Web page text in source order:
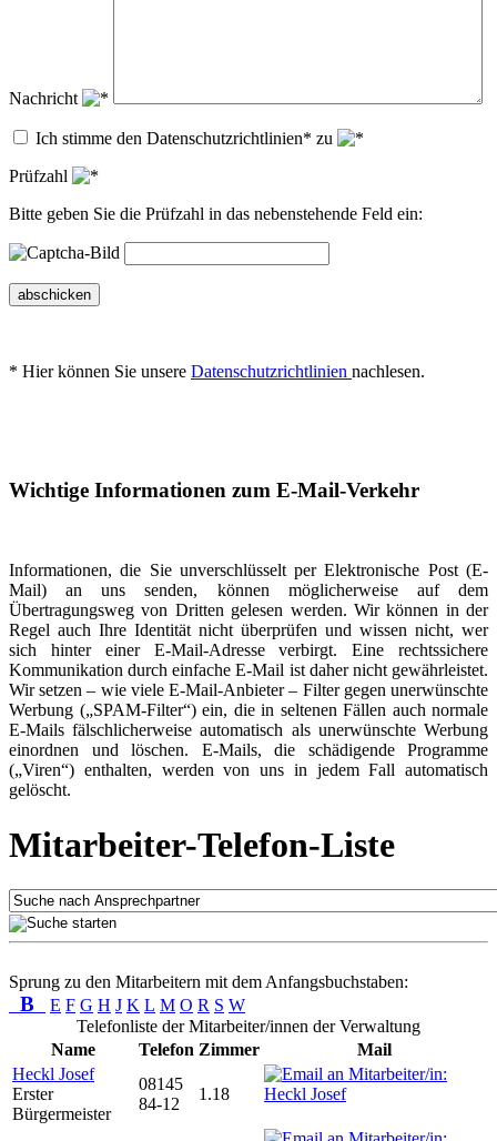
Nachricht
Ich stimme den Datenschutzrichtlinien* zu
Prüfzahl
Bitte geben Sie die Prüfzahl in das nebenstehende Feld ein:
abschicken
* Hier können Sie unsere Datenschutzrichtlinien nachlesen.
Wichtige Informationen zum E-Mail-Verkehr
Informationen, die Sie unverschlüsselt per Elektronische Post (E-
Mail) an uns senden, können möglicherweise auf dem
Übertragungsweg von Dritten gelesen werden. Wir können in der
Regel auch Ihre Identität nicht überprüfen und wissen nicht, wer
sich hinter einer E-Mail-Adresse verbirgt. Eine rechtssichere
Kommunikation durch einfache E-Mail ist daher nicht gewährleistet.
Wir setzen – wie viele E-Mail-Anbieter – Filter gegen unerwünschte
Werbung („SPAM-Filter“) ein, die in seltenen Fällen auch normale
E-Mails fälschlicherweise automatisch als unerwünschte Werbung
einordnen und löschen. E-Mails, die schädigende Programme
(„Viren“) enthalten, werden von uns in jedem Fall automatisch
gelöscht.
Mitarbeiter-Telefon-Liste
Sprung zu den Mitarbeitern mit dem Anfangsbuchstaben:
B E F G H J K L M O R S W
Telefonliste der Mitarbeiter/innen der Verwaltung
Name
Telefon Zimmer
Mail
Heckl Josef
Erster
Bürgermeister
08145
84-12
1.18